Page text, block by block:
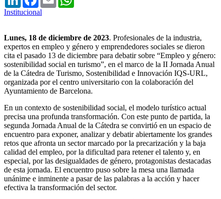
Institucional
Lunes, 18 de diciembre de 2023. Profesionales de la industria,
expertos en empleo y género y emprendedores sociales se dieron
cita el pasado 13 de diciembre para debatir sobre “Empleo y género:
sostenibilidad social en turismo”, en el marco de la II Jornada Anual
de la Cátedra de Turismo, Sostenibilidad e Innovación IQS-URL,
organizada por el centro universitario con la colaboración del
Ayuntamiento de Barcelona.
En un contexto de sostenibilidad social, el modelo turístico actual
precisa una profunda transformación. Con este punto de partida, la
segunda Jornada Anual de la Cátedra se convirtió en un espacio de
encuentro para exponer, analizar y debatir abiertamente los grandes
retos que afronta un sector marcado por la precarización y la baja
calidad del empleo, por la dificultad para retener el talento y, en
especial, por las desigualdades de género, protagonistas destacadas
de esta jornada. El encuentro puso sobre la mesa una llamada
unánime e inminente a pasar de las palabras a la acción y hacer
efectiva la transformación del sector.